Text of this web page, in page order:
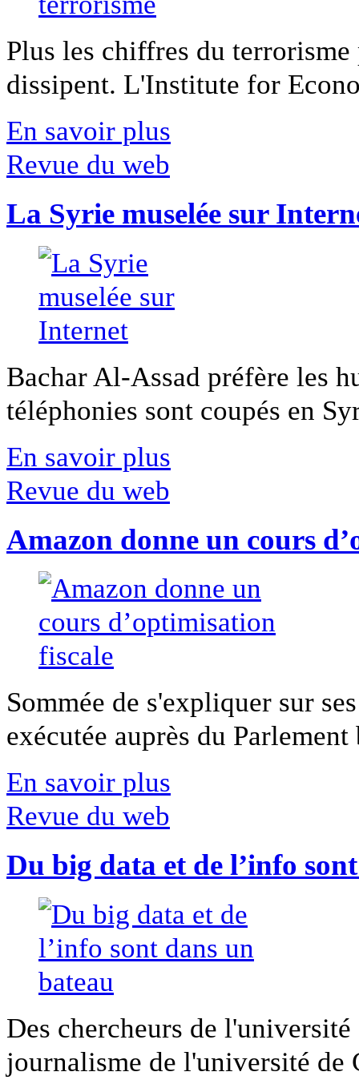
Plus les chiffres du
dissipent. L'Institute for
En savoir plus
Revue du web
La Syrie muselée sur
Bachar Al-Assad préfère les
téléphonies sont coupés en
En savoir plus
Revue du web
Amazon donne un cours
Sommée de s'expliquer sur
exécutée auprès du
En savoir plus
Revue du web
Du big data et de l’info
Des chercheurs de
journalisme de l'université